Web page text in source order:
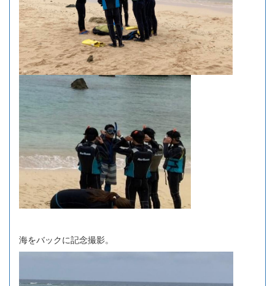
海をバックに記念撮影。